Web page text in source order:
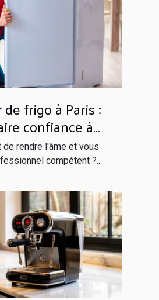
frigo à Paris :
confiance à
?
rendre l'âme et vous
compétent ?...